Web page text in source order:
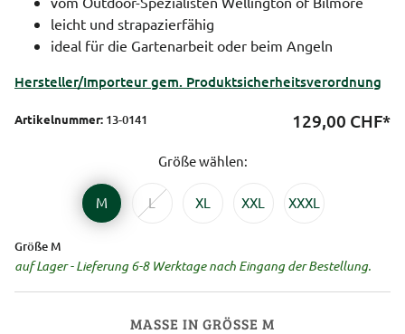
leicht und strapazierfähig
ideal für die Gartenarbeit oder beim Angeln
Hersteller/Importeur gem. Produktsicherheitsverordnung
Artikelnummer: 13-0141 129,00 CHF*
Größe wählen:
M L XL XXL XXXL
Größe M
auf Lager - Lieferung 6-8 Werktage nach Eingang der Bestellung.
MASSE IN GRÖSSE M